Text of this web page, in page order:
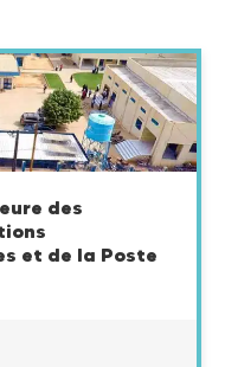
des
et de la Poste